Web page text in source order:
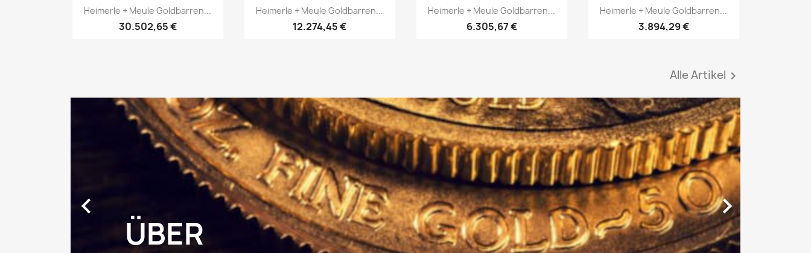
Vorschau
Heimerle + Meule Goldbarren...
30.502,65 €
Vorschau
Heimerle + Meule Goldbarren...
12.274,45 €
Vorschau
Heimerle + Meule Goldbarren...
6.305,67 €
Vorschau
Heimerle + Meule Goldbarren...
3.894,29 €
Alle Artikel 
ZENTRALE
UND
 